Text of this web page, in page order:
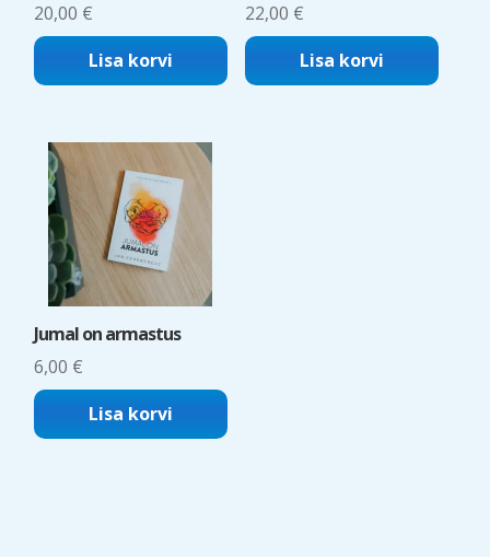
5.00
20,00 €
Lisa korvi
5.00
22,00 €
Lisa korvi
Jumal on armastus
6,00 €
Lisa korvi